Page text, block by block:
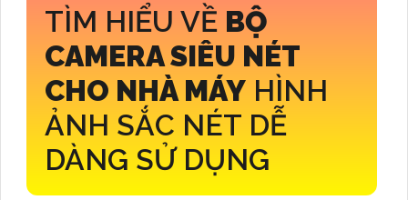
TÌM HIỂU VỀ BỘ
CAMERA SIÊU NÉT
CHO NHÀ MÁY HÌNH
ẢNH SẮC NÉT DỄ
DÀNG SỬ DỤNG